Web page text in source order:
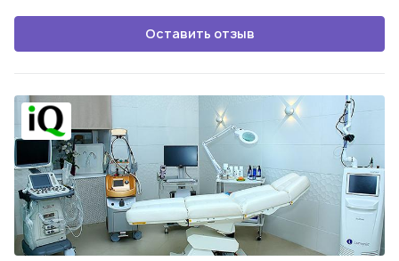
Оставить отзыв